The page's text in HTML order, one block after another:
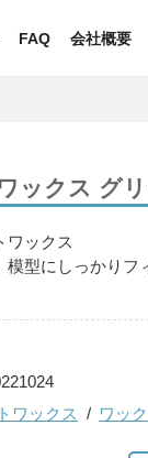
FAQ 会社概要
ックス グ
ワックス
模型にしっかりフ
ワックス ワッ